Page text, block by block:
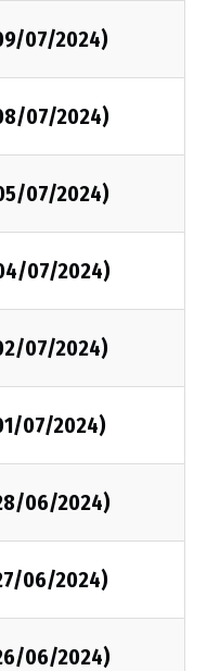
07/2024)
07/2024)
07/2024)
07/2024)
07/2024)
07/2024)
06/2024)
06/2024)
06/2024)